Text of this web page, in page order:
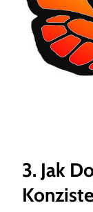
3. Jak